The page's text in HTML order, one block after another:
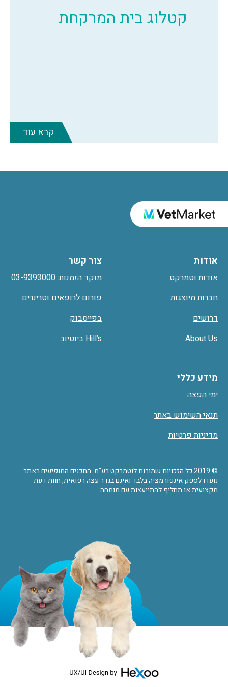
קטלוג בית המרקחת
קרא עוד
אודות
אודות וטמרקט
חברות מיוצגות
דרושים
About Us
מידע כללי
ימי הפצה
תנאי השימוש באתר
מדיניות פרטיות
צור קשר
מוקד הזמנות: 03-9393000
פורום לרופאים וטרינרים
בפייסבוק
Hill’s ביוטיוב
© 2019 כל הזכויות שמורות לוטמרקט בע"מ. התכנים המופיעים באתר
נועדו לספק אינפורמציה בלבד ואינם בגדר עצה רפואית, חוות דעת
מקצועית או תחליף להתייעצות עם מומחה.